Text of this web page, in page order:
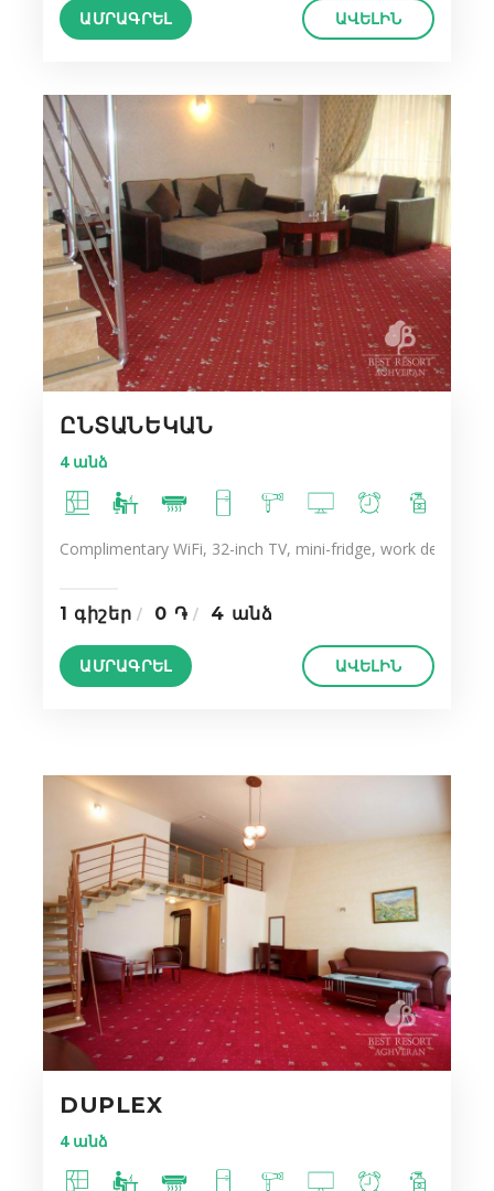
ԱՄՐԱԳՐԵԼ ԱՎԵԼԻՆ
ԸՆՏԱՆԵԿԱՆ
4 անձ
Complimentary WiFi, 32-inch TV, mini-fridge, work desk,
1 գիշեր 0 ֏ 4 անձ
ԱՄՐԱԳՐԵԼ ԱՎԵԼԻՆ
DUPLEX
4 անձ